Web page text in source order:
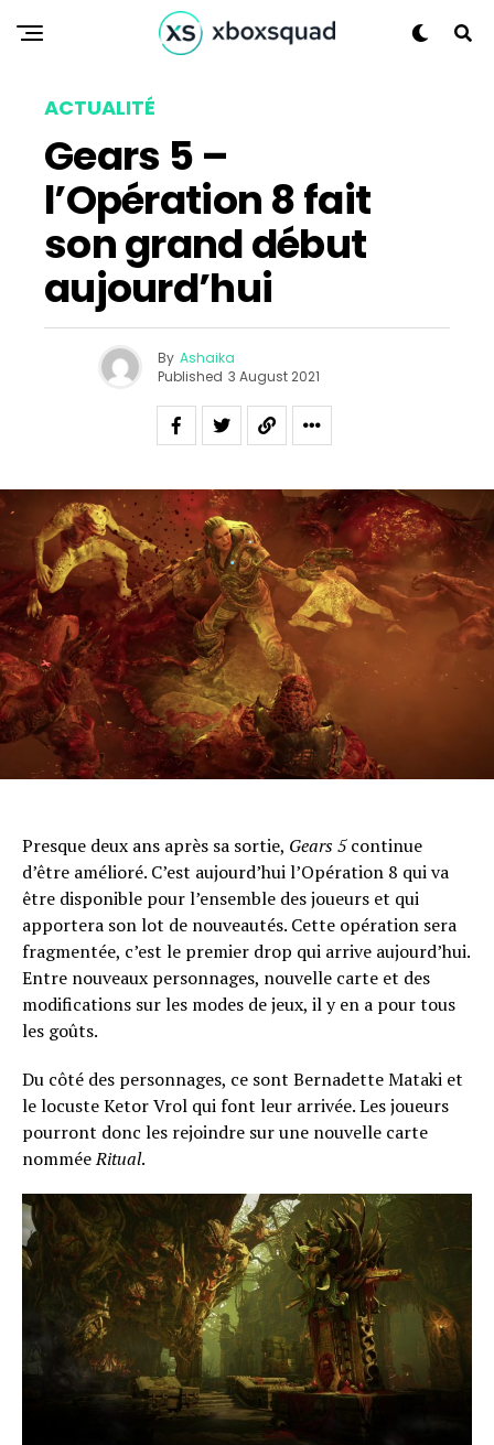
ACTUALITÉ
Gears 5 –
l’Opération 8 fait
son grand début
aujourd’hui
By Ashaika
Published 3 August 2021
Presque deux ans après sa sortie, Gears 5continue
d’être amélioré. C’est aujourd’hui l’Opération 8 qui va
être disponible pour l’ensemble des joueurs et qui
apportera son lot de nouveautés. Cette opération sera
fragmentée, c’est le premier drop qui arrive aujourd’hui.
Entre nouveaux personnages, nouvelle carte et des
modifications sur les modes de jeux, il y en a pour tous
les goûts.
Du côté des personnages, ce sont Bernadette Mataki et
le locuste Ketor Vrol qui font leur arrivée. Les joueurs
pourront donc les rejoindre sur une nouvelle carte
nomméeRitual.